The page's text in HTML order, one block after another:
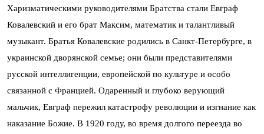
Харизматическими руководителями Братства стали Евграф
Ковалевский и его брат Максим, математик и талантливый
музыкант. Братья Ковалевские родились в Санкт-Петербурге, в
украинской дворянской семье; они были представителями
русской интеллигенции, европейской по культуре и особо
связанной с Францией. Одаренный и глубоко верующий
мальчик, Евграф пережил катастрофу революции и изгнание как
наказание Божие. В 1920 году, во время долгого переезда во